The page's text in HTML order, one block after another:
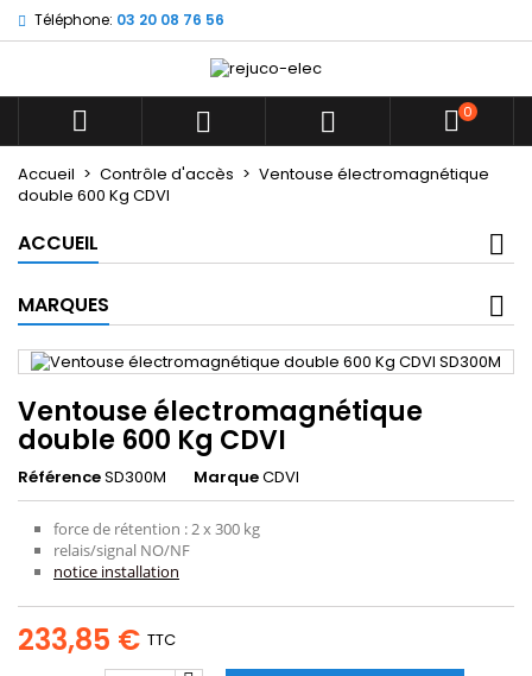
Téléphone: 03 20 08 76 56
   0
Accueil Contrôle d'accès
Ventouse électromagnétique
double 600 Kg CDVI
ACCUEIL
MARQUES
Ventouse électromagnétique
double 600 Kg CDVI
RéférenceSD300M MarqueCDVI
force de rétention : 2 x 300 kg
relais/signal NO/NF
notice installation
233,85 € TTC
Mes listes d'envies ×
add_circle_outline
Créer une nouvelle liste
((title)) ×
((label))
Connexion ×
Vous devez être connecté pour ajouter des produits
à votre liste d'envies.